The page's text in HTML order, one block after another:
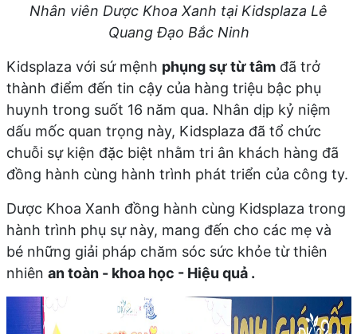
Nhân viên Dược Khoa Xanh tại Kidsplaza Lê
Quang Đạo Bắc Ninh
Kidsplaza với sứ mệnh phụng sự từ tâmđã trở
thành điểm đến tin cậy của hàng triệu bậc phụ
huynh trong suốt 16 năm qua. Nhân dịp kỷ niệm
dấu mốc quan trọng này, Kidsplaza đã tổ chức
chuỗi sự kiện đặc biệt nhằm tri ân khách hàng đã
đồng hành cùng hành trình phát triển của công ty.
Dược Khoa Xanh đồng hành cùng Kidsplaza trong
hành trình phụ sự này, mang đến cho các mẹ và
bé những giải pháp chăm sóc sức khỏe từ thiên
nhiên an toàn - khoa học - Hiệu quả .